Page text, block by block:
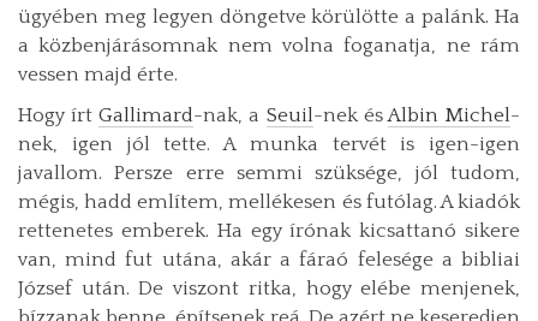
ügyében meg legyen döngetve körülötte a palánk. Ha
a közbenjárásomnak nem volna foganatja, ne rám
vessen majd érte.
Hogy írtGallimard-nak, a Seuil-nek ésAlbin Michel-
nek, igen jól tette. A munka tervét is igen-igen
javallom. Persze erre semmi szüksége, jól tudom,
mégis, hadd említem, mellékesen és futólag. A kiadók
rettenetes emberek. Ha egy írónak kicsattanó sikere
van, mind fut utána, akár a fáraó felesége a bibliai
József után. De viszont ritka, hogy elébe menjenek,